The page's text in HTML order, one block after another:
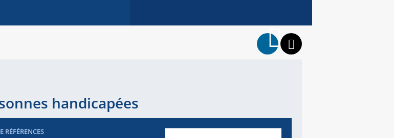
handicapées
RÉFÉRENCES